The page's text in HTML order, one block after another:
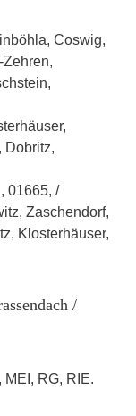
Coswig,
Dobritz,
01665, /
Zaschendorf,
Klosterhäuser,
/
RG, RIE.